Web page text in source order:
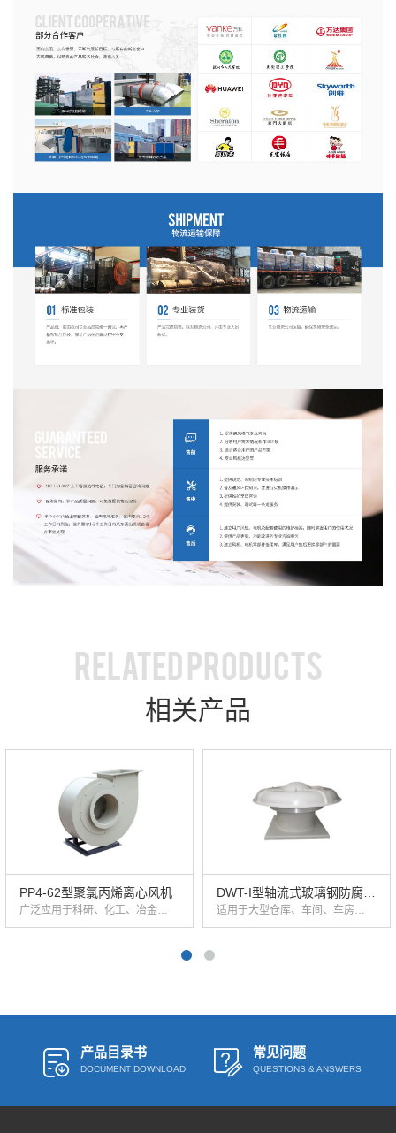
RELATED PRODUCTS
相关产品
PP4-62型聚氯丙烯离心风机
广泛应用于科研、化工、冶金、电子、医药、纺织、仪表、电镀、矿山、学校酒店、宾馆、实验室、环保配套设备等行业中作通风换气排除酸碱性等有害气体通风之用。
DWT-I型轴流式玻璃钢防腐屋
顶风机
适用于大型仓库、车间、车房、体育馆等场所通风换气用。
产品目录书
DOCUMENT DOWNLOAD
常见问题
QUESTIONS & ANSWERS